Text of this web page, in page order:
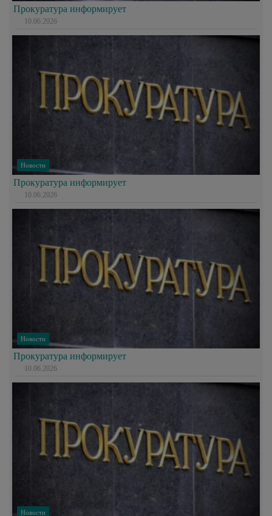
Прокуратура информирует
10.06.2026
Новости
Прокуратура информирует
10.06.2026
Новости
Прокуратура информирует
10.06.2026
Новости